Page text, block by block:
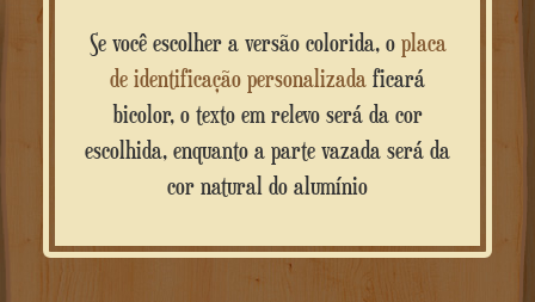
Se você escolher a versão colorida, o placa
de identificação personalizada ficará
bicolor, o texto em relevo será da cor
escolhida, enquanto a parte vazada será da
cor natural do alumínio